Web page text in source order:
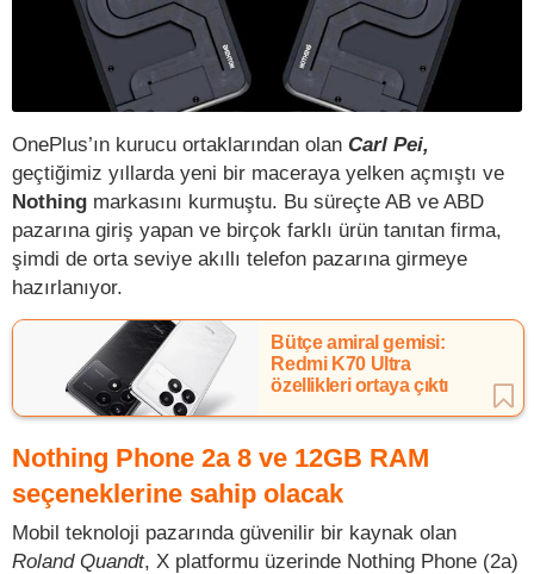
OnePlus’ın kurucu ortaklarından olan Carl Pei,
geçtiğimiz yıllarda yeni bir maceraya yelken açmıştı ve
Nothing markasını kurmuştu. Bu süreçte AB ve ABD
pazarına giriş yapan ve birçok farklı ürün tanıtan firma,
şimdi de orta seviye akıllı telefon pazarına girmeye
hazırlanıyor.
Bütçe amiral gemisi:
Redmi K70 Ultra
özellikleri ortaya çıktı
Nothing Phone 2a 8 ve 12GB RAM
seçeneklerine sahip olacak
Mobil teknoloji pazarında güvenilir bir kaynak olan
Roland Quandt, X platformu üzerinde Nothing Phone (2a)